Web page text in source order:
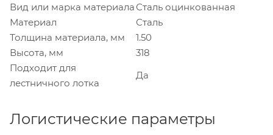
Вид или марка материала Сталь оцинкованная
Материал
Сталь
Толщина материала, мм
1.50
Высота, мм
318
Подходит для
лестничного лотка
Да
Логистические параметры